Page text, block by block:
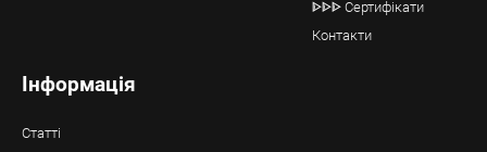
ᐈᐈᐈ Сертифікати
Контакти
Інформація
Статті